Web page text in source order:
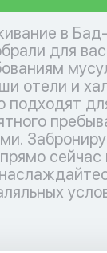
в Бад-
для
отели и
подходят